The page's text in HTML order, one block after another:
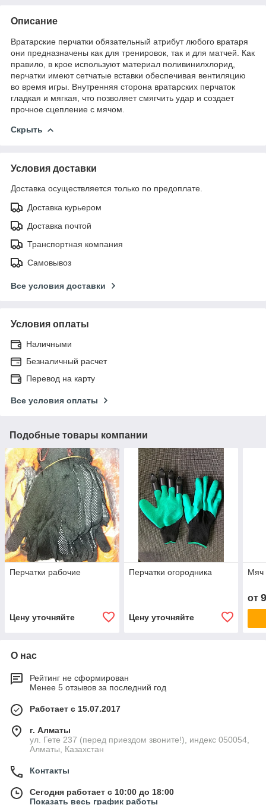
Описание
Вратарские перчатки обязательный атрибут любого вратаря
они предназначены как для тренировок, так и для матчей. Как
правило, в крое используют материал поливинилхлорид,
перчатки имеют сетчатые вставки обеспечивая вентиляцию
во время игры. Внутренняя сторона вратарских перчаток
гладкая и мягкая, что позволяет смягчить удар и создает
прочное сцепление с мячом.
Скрыть
Условия доставки
Доставка осуществляется только по предоплате.
Доставка курьером
Доставка почтой
Транспортная компания
Самовывоз
Все условия доставки
Условия оплаты
Наличными
Безналичный расчет
Перевод на карту
Все условия оплаты
Подобные товары компании
Перчатки рабочие
Цену уточняйте
Перчатки огородника
Цену уточняйте
Мяч
от
О нас
Рейтинг не сформирован
Менее 5 отзывов за последний год
Работает с 15.07.2017
г. Алматы
ул. Гете 237 (перед приездом звоните!), индекс 050054,
Алматы, Казахстан
Контакты
Сегодня работает с 10:00 до 18:00
Показать весь график работы